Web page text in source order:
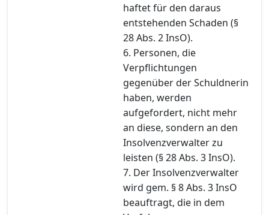
haftet für den daraus
entstehenden Schaden (§
28 Abs. 2 InsO).
6. Personen, die
Verpflichtungen
gegenüber der Schuldnerin
haben, werden
aufgefordert, nicht mehr
an diese, sondern an den
Insolvenzverwalter zu
leisten (§ 28 Abs. 3 InsO).
7. Der Insolvenzverwalter
wird gem. § 8 Abs. 3 InsO
beauftragt, die in dem